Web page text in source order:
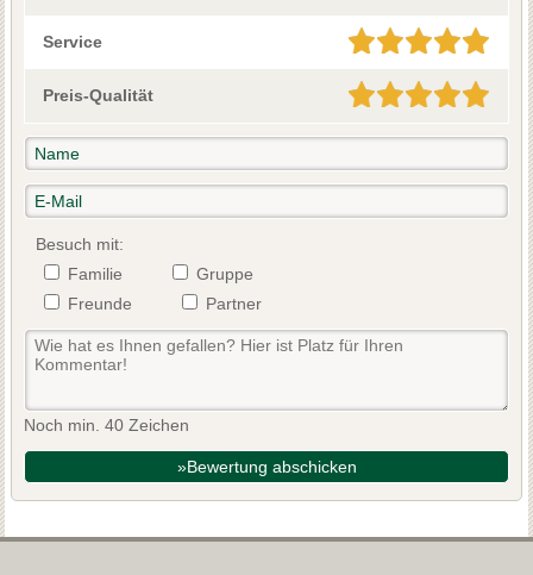
Service
Preis-Qualität
Besuch mit:
Familie
Gruppe
Freunde
Partner
Noch min. 40 Zeichen
»Bewertung abschicken